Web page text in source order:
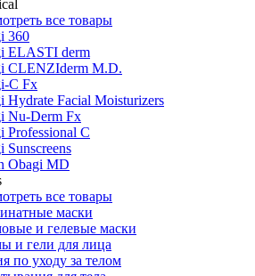
все товары
360
ELASTI derm
CLENZIderm M.D.
C Fx
Hydrate Facial Moisturizers
Nu-Derm Fx
Professional C
Sunscreens
Obagi MD
все товары
маски
и гелевые маски
и гели для лица
по уходу за телом